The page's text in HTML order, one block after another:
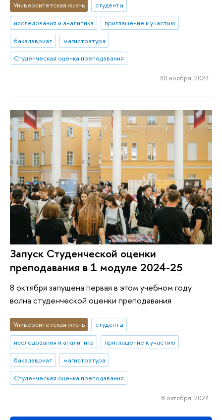
Университетская жизнь
студенты
исследования и аналитика
приглашение к участию
бакалавриат
магистратура
Студенческая оценка преподавания
30 ноября 2024
Запуск Студенческой оценки
преподавания в 1 модуле 2024-25
8 октября запущена первая в этом учебном году
волна студенческой оценки преподавания
Университетская жизнь
студенты
исследования и аналитика
приглашение к участию
бакалавриат
магистратура
Студенческая оценка преподавания
8 октября 2024